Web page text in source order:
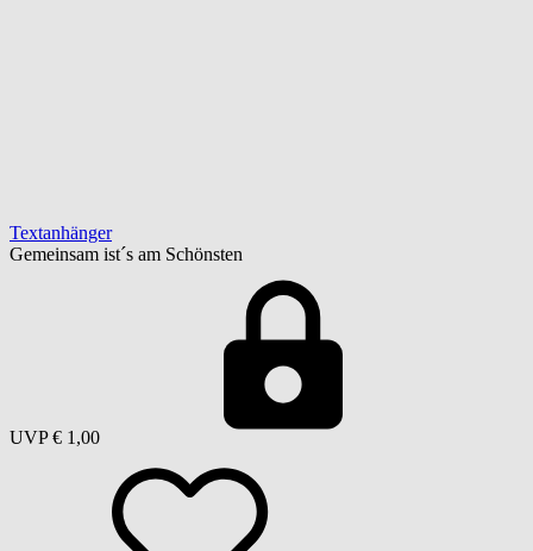
Textanhänger
Gemeinsam ist´s am Schönsten
UVP € 1,00